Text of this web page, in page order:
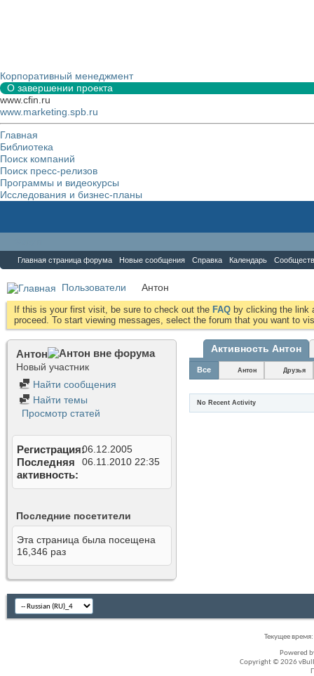
Корпоративный менеджмент
О завершении проекта
www.cfin.ru
www.marketing.spb.ru
Главная
Библиотека
Поиск компаний
Поиск пресс-релизов
Программы и видеокурсы
Исследования и бизнес-планы
Главная страница форума Новые сообщения Справка Календарь
Пользователи Антон
If this is your first visit, be sure to check out the FAQ by clicking the link
proceed. To start viewing messages, select the forum that you want to
Антон
Новый участник
Найти сообщения
Найти темы
Просмотр статей
Регистрация06.12.2005
Последняя
активность
06.11.2010 22:35
Последние посетители
Эта страница была посещена
16,346 раз
Активность Антон
Все Антон Друзья
No Recent Activity
Текущее время:
Powered
Copyright © 2026